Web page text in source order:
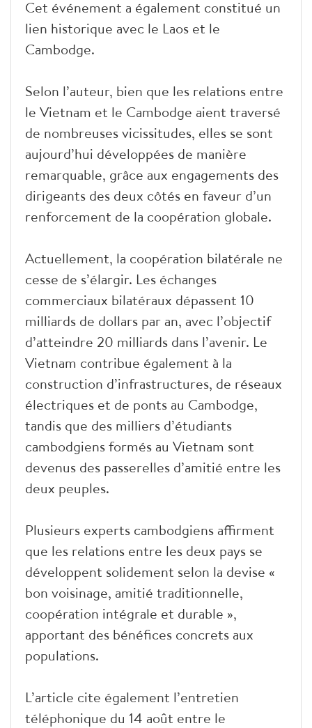
Cet événement a également constitué un
lien historique avec le Laos et le
Cambodge.
Selon l’auteur, bien que les relations entre
le Vietnam et le Cambodge aient traversé
de nombreuses vicissitudes, elles se sont
aujourd’hui développées de manière
remarquable, grâce aux engagements des
dirigeants des deux côtés en faveur d’un
renforcement de la coopération globale.
Actuellement, la coopération bilatérale ne
cesse de s’élargir. Les échanges
commerciaux bilatéraux dépassent 10
milliards de dollars par an, avec l’objectif
d’atteindre 20 milliards dans l’avenir. Le
Vietnam contribue également à la
construction d’infrastructures, de réseaux
électriques et de ponts au Cambodge,
tandis que des milliers d’étudiants
cambodgiens formés au Vietnam sont
devenus des passerelles d’amitié entre les
deux peuples.
Plusieurs experts cambodgiens affirment
que les relations entre les deux pays se
développent solidement selon la devise «
bon voisinage, amitié traditionnelle,
coopération intégrale et durable »,
apportant des bénéfices concrets aux
populations.
L’article cite également l’entretien
téléphonique du 14 août entre le